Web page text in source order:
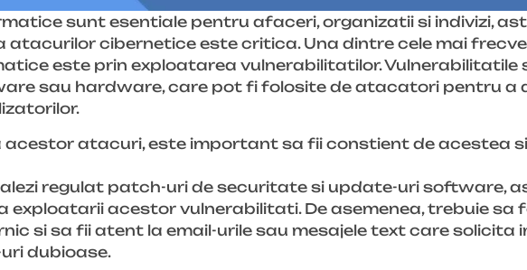
sunt esentiale pentru afaceri, organizatii si indivizi,
cibernetice este critica. Una dintre cele mai
este prin exploatarea vulnerabilitatilor. Vulnerabilitatile
sau hardware, care pot fi folosite de atacatori pentru a
atacuri, este important sa fii constient de acestea
regulat patch-uri de securitate si update-uri software,
exploatarii acestor vulnerabilitati. De asemenea, trebuie sa
si sa fii atent la email-urile sau mesajele text care solicita
dubioase.